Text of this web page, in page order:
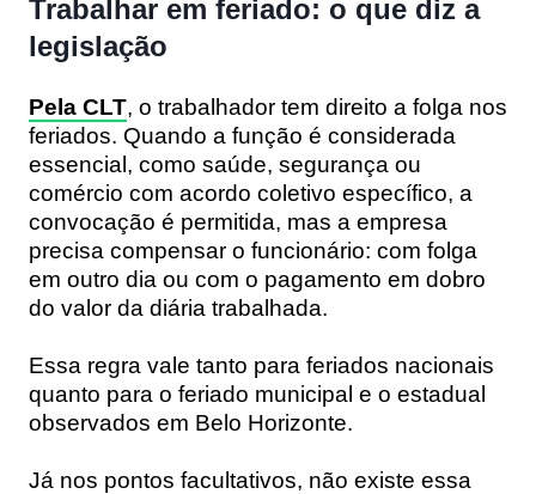
Trabalhar em feriado: o que diz a
legislação
Pela CLT, o trabalhador tem direito a folga nos
feriados. Quando a função é considerada
essencial, como saúde, segurança ou
comércio com acordo coletivo específico, a
convocação é permitida, mas a empresa
precisa compensar o funcionário: com folga
em outro dia ou com o pagamento em dobro
do valor da diária trabalhada.
Essa regra vale tanto para feriados nacionais
quanto para o feriado municipal e o estadual
observados em Belo Horizonte.
Já nos pontos facultativos, não existe essa